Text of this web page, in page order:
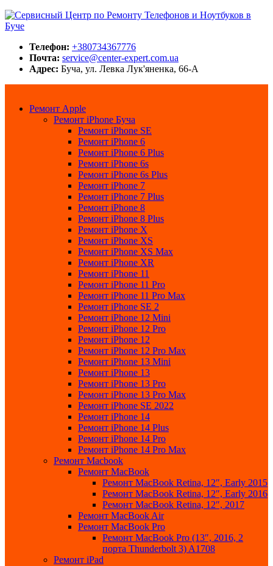
Сервисный Центр по Ремонту Телефонов и Ноутбуков в Буче
Center-Expert.com.ua
Телефон: +380734367776
Почта: service@center-expert.com.ua
Адрес: Буча, ул. Левка Лук'яненка, 66-А
Ремонт Apple
Ремонт iPhone Буча
Ремонт iPhone SE
Ремонт iPhone 6
Ремонт iPhone 6 Plus
Ремонт iPhone 6s
Ремонт iPhone 6s Plus
Ремонт iPhone 7
Ремонт iPhone 7 Plus
Ремонт iPhone 8
Ремонт iPhone 8 Plus
Ремонт iPhone X
Ремонт iPhone XS
Ремонт iPhone XS Max
Ремонт iPhone XR
Ремонт iPhone 11
Ремонт iPhone 11 Pro
Ремонт iPhone 11 Pro Max
Ремонт iPhone SE 2
Ремонт iPhone 12 Mini
Ремонт iPhone 12 Pro
Ремонт iPhone 12
Ремонт iPhone 12 Pro Max
Ремонт iPhone 13 Mini
Ремонт iPhone 13
Ремонт iPhone 13 Pro
Ремонт iPhone 13 Pro Max
Ремонт iPhone SE 2022
Ремонт iPhone 14
Ремонт iPhone 14 Plus
Ремонт iPhone 14 Pro
Ремонт iPhone 14 Pro Max
Ремонт Macbook
Ремонт MacBook
Ремонт MacBook Retina, 12″, Early 2015
Ремонт MacBook Retina, 12″, Early 2016
Ремонт MacBook Retina, 12″, 2017
Ремонт MacBook Air
Ремонт MacBook Pro
Ремонт MacBook Pro (13″, 2016, 2
порта Thunderbolt 3) A1708
Ремонт iPad